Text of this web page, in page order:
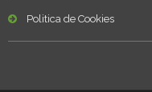
Politica de Cookies